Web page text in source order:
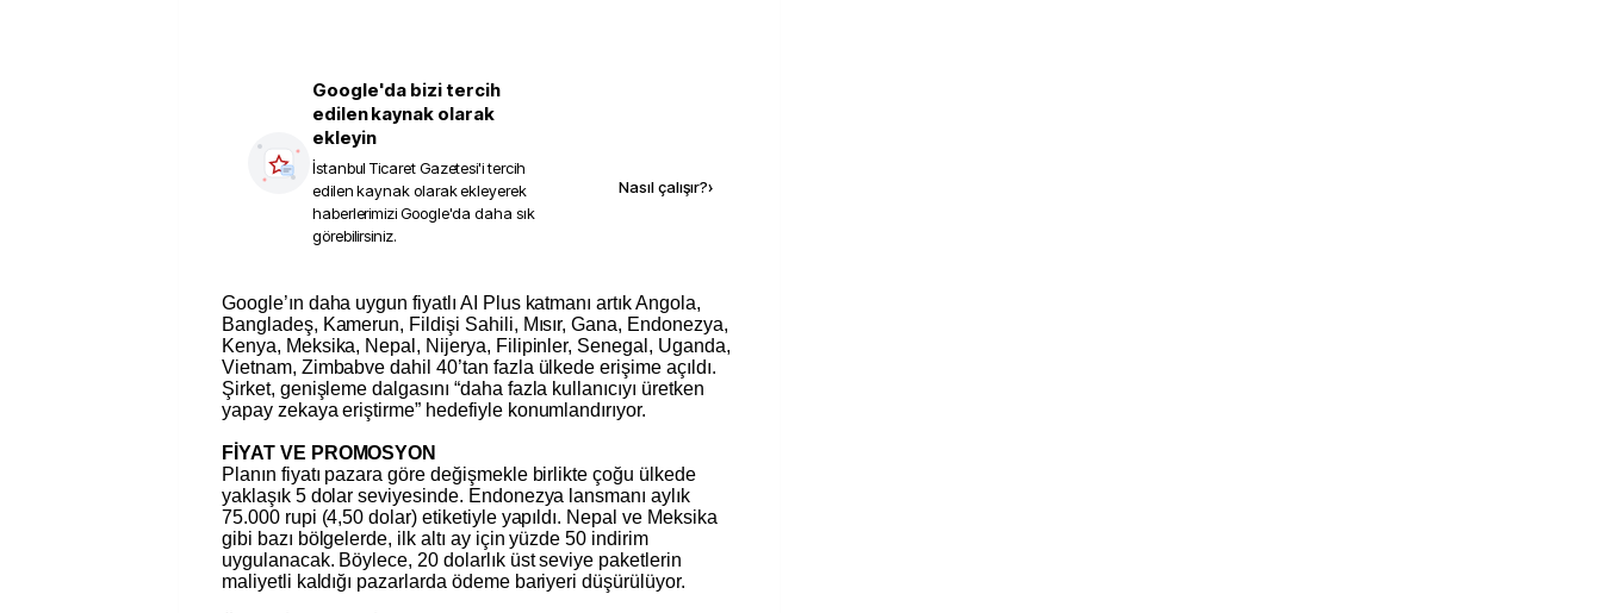
Google'da bizi tercih
edilen kaynak olarak
ekleyin
İstanbul Ticaret Gazetesi'i tercih
edilen kaynak olarak ekleyerek
haberlerimizi Google'da daha sık
görebilirsiniz.
Nasıl çalışır?›
Google’ın daha uygun fiyatlı AI Plus katmanı artık Angola,
Bangladeş, Kamerun, Fildişi Sahili, Mısır, Gana, Endonezya,
Kenya, Meksika, Nepal, Nijerya, Filipinler, Senegal, Uganda,
Vietnam, Zimbabve dahil 40’tan fazla ülkede erişime açıldı.
Şirket, genişleme dalgasını “daha fazla kullanıcıyı üretken
yapay zekaya eriştirme” hedefiyle konumlandırıyor.
FİYAT VE PROMOSYON
Planın fiyatı pazara göre değişmekle birlikte çoğu ülkede
yaklaşık 5 dolar seviyesinde. Endonezya lansmanı aylık
75.000 rupi (4,50 dolar) etiketiyle yapıldı. Nepal ve Meksika
gibi bazı bölgelerde, ilk altı ay için yüzde 50 indirim
uygulanacak. Böylece, 20 dolarlık üst seviye paketlerin
maliyetli kaldığı pazarlarda ödeme bariyeri düşürülüyor.